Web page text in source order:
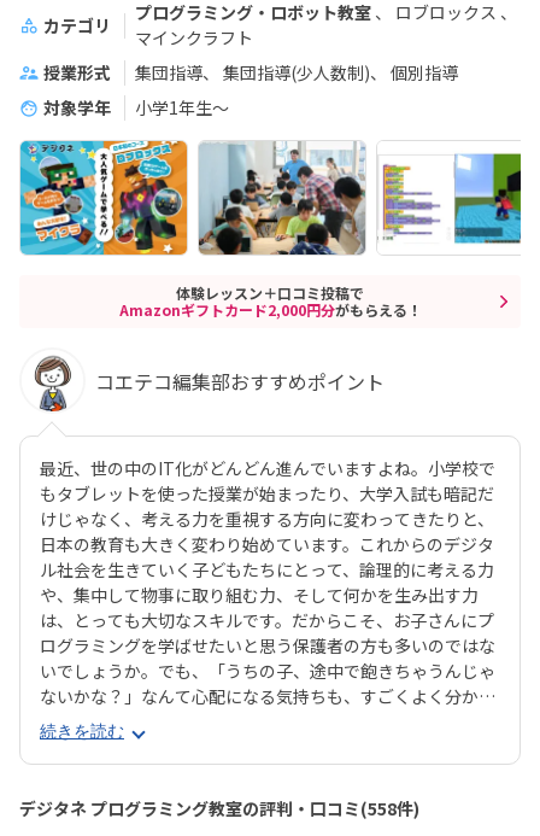
カテゴリ
プログラミング・ロボット教室
ロブロックス
マインクラフト
授業形式
集団指導 集団指導(少人数制)
個別指導
対象学年
小学1年生～
体験レッスン＋口コミ投稿で
Amazonギフトカード2,000円分がもらえる！
コエテコ編集部おすすめポイント
最近、世の中のIT化がどんどん進んでいますよね。小学校で
もタブレットを使った授業が始まったり、大学入試も暗記だ
けじゃなく、考える力を重視する方向に変わってきたりと、
日本の教育も大きく変わり始めています。これからのデジタ
ル社会を生きていく子どもたちにとって、論理的に考える力
や、集中して物事に取り組む力、そして何かを生み出す力
は、とっても大切なスキルです。だからこそ、お子さんにプ
ログラミングを学ばせたいと思う保護者の方も多いのではな
いでしょうか。でも、「うちの子、途中で飽きちゃうんじゃ
ないかな？」なんて心配になる気持ちも、すごくよく分かり
ます。そんな方にぜひおすすめしたいのが、デジタネプログ
ラミング教室なんです。デジタネには、子どもたちが夢中に
なって取り組める工夫がたくさんあります。特にお子様たち
に大人気のマインクラフトやロブロックスなどを活用するこ
とで、ゲーム感覚で楽しみながら、自然とプログラミング的
続きを読む
デジタネ プログラミング教室の評判・口コミ(558件)